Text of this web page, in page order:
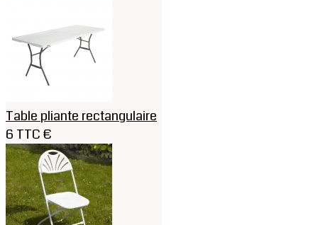
Table pliante rectangulaire
6 TTC €